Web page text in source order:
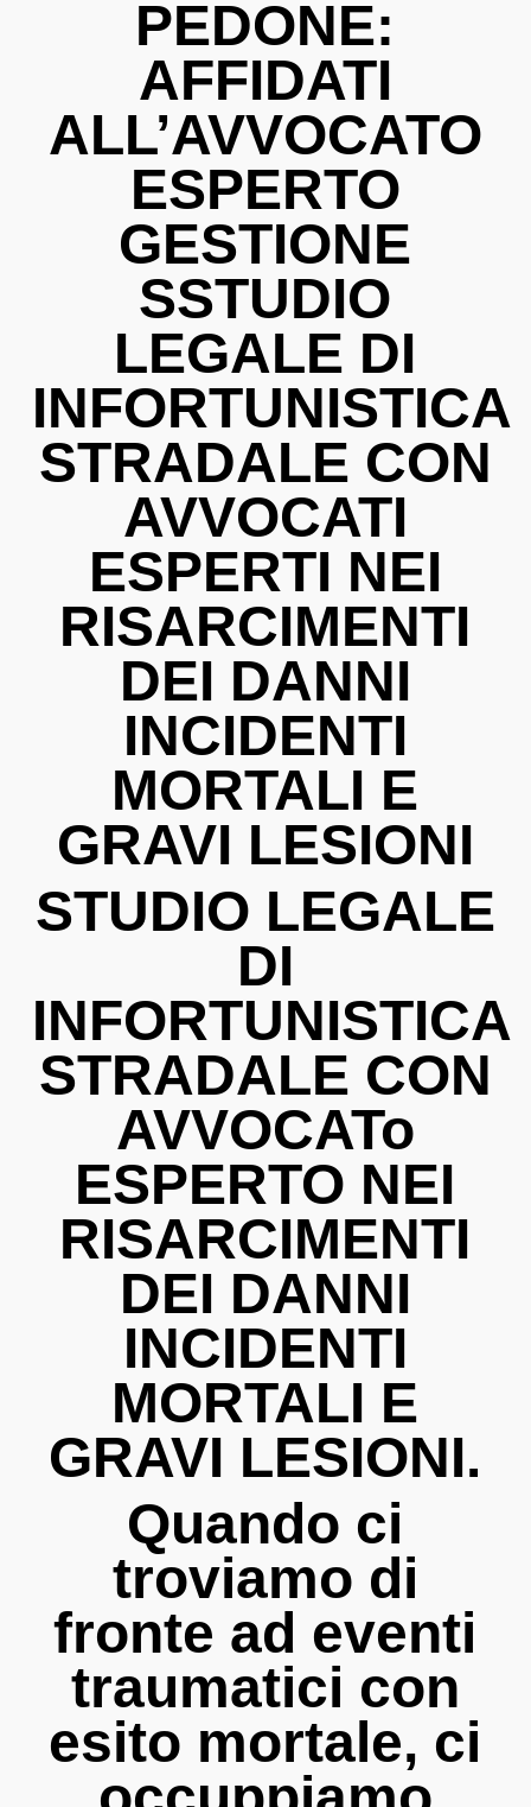
PEDONE:
AFFIDATI
ALL’AVVOCATO
ESPERTO
GESTIONE
SSTUDIO
LEGALE DI
INFORTUNISTICA
STRADALE CON
AVVOCATI
ESPERTI NEI
RISARCIMENTI
DEI DANNI
INCIDENTI
MORTALI E
GRAVI LESIONI
STUDIO LEGALE
DI
INFORTUNISTICA
STRADALE CON
AVVOCATo
ESPERTO NEI
RISARCIMENTI
DEI DANNI
INCIDENTI
MORTALI E
GRAVI LESIONI.
Quando ci
troviamo di
fronte ad eventi
traumatici con
esito mortale, ci